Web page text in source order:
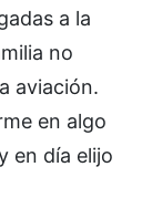
a la
no
aviación.
en algo
en día elijo